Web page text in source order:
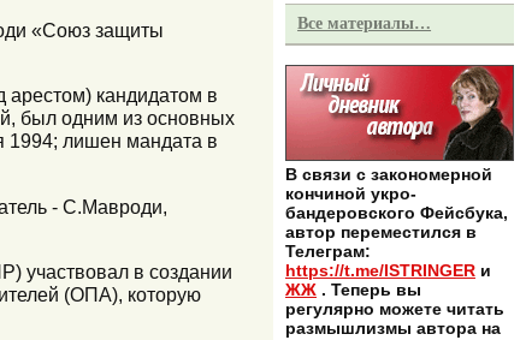
«Союз защиты
кандидатом в
был одним из основных
1994; лишен мандата в
- С.Мавроди,
участвовал в создании
(ОПА), которую
Все материалы…
В связи с закономерной
кончиной укро-
бандеровского Фейсбука,
автор переместился в
Телеграм:
https://t.me/ISTRINGER и
ЖЖ . Теперь вы
регулярно можете читать
размышлизмы автора на